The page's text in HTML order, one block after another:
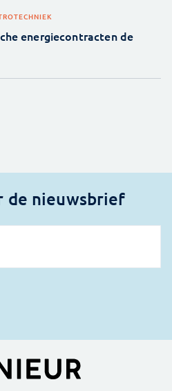
energiecontracten de
de nieuwsbrief